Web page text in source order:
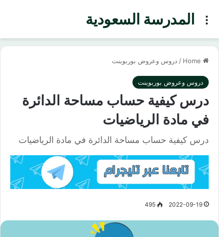
المدرسة السعوديةMenu
/ دروس وعروض بوربوينت
دروس وعروض بوربوينت
درس كيفية حساب مساحة الدائرة
في مادة الرياضيات
درس كيفية حساب مساحة الدائرة في مادة الرياضيات
2022-09-19
495